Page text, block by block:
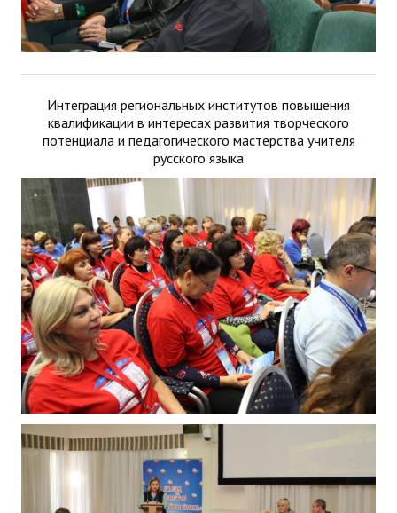
Интеграция региональных институтов повышения
квалификации в интересах развития творческого
потенциала и педагогического мастерства учителя
русского языка